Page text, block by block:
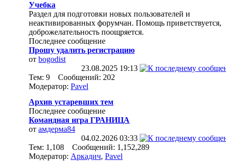
Учебка
Раздел для подготовки новых пользователей и
неактивированных форумчан. Помощь приветствуется,
доброжелательность поощряется.
Последнее сообщение
Прошу удалить регистрацию
от bogodist
23.08.2025 19:13
Тем: 9 Сообщений: 202
Модератор: Pavel
Архив устаревших тем
Последнее сообщение
Командная игра ГРАНИЦА
от амдерма84
04.02.2026 03:33
Тем: 1,108 Сообщений: 1,152,289
Модератор: Аркадич, Pavel